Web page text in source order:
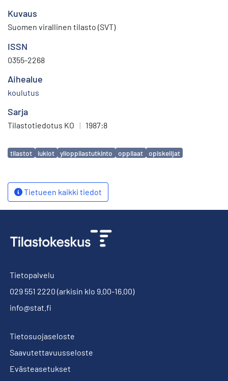
Kuvaus
Suomen virallinen tilasto (SVT)
ISSN
0355-2268
Aihealue
koulutus
Sarja
Tilastotiedotus KO | 1987:8
Avainsanat
tilastot lukiot ylioppilastutkinto oppilaat opiskelijat
Tietueen kaikki tiedot
Tietopalvelu
029 551 2220 (arkisin klo 9.00-16.00)
info@stat.fi
Tietosuojaseloste
Saavutettavuusseloste
Evästeasetukset